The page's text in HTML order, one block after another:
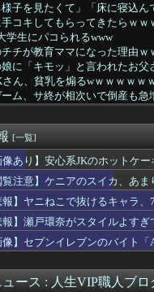
様子を見たくて」「床に寝込
手コキしてもらってきたらｗ
学生にパコられるwww
チが教育ママになった理由ｗ
娘に「キモッ」と言われたお父
さん、貧乳を煽るwｗｗｗｗｗ
ーム、サ終が相次いで倒産も
たら『残念オッパイ』を褒め
時の空気感を知りたい
たまたまたまたまたまた逮捕
らとりあえず登れ」登山家
に嫉妬した結果ブタ箱送り
のスイカ、あまりにも薄過ぎ
「寝たほうがいいよ」の一言
「寝たほうがいいよ」の一言
、大学四年間で変わりすぎ
ん、おっぱい見栄えを微調整
ん、混浴風呂でクッソエ口い
[一覧]
像あり】安心系JKのホットケ
覧注意】ケニアのスイカ、あま
報】ヤニねこで抜けるキャラ
報】瀬戸環奈がスタイルよす
像】セブンイレブンのバイト
ース : 人生VIP職人ブロ